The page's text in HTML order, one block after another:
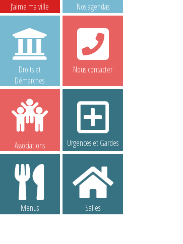
J’aime ma ville Nos agendas
Droits et
Démarches
Nous contacter
Associations Urgences et Gardes
Menus Salles